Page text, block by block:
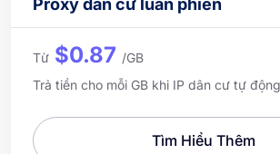
Proxy dân cư luân phiên
Từ $0.87 /GB
Trả tiền cho mỗi GB khi IP dân cư tự
Tìm Hiểu Thêm